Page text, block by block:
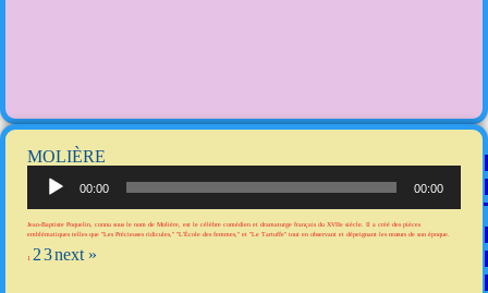
MOLIÈRE
00:00 00:00
Jean-Baptiste Poquelin, connu sous le nom de Molière, est le célèbre comédien et dramaturge français du XVIIe siècle. Il a créé des pièces
emblématiques telles que "Les Précieuses ridicules," "L'École des femmes," et "Le Tartuffe" tout en observant et dépeignant les mœurs de son époque.
1 23next »